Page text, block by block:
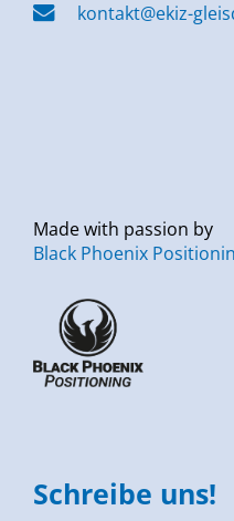
kontakt@ekiz-
Made with passion by
Black Phoenix
Schreibe uns!